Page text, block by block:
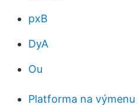
pxB
DyA
Ou
Platforma na